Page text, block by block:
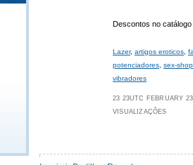
Descontos no
Lazer, artigos eroticos
potenciadores sex-shop
vibradores
23 23UTC FEBRUARY
VISUALIZAÇÕES